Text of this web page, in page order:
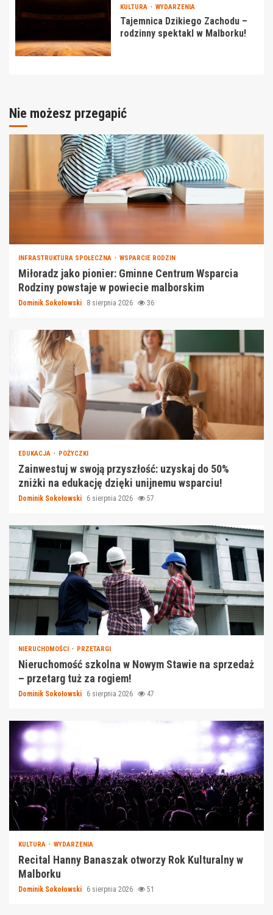
KULTURA WYDARZENIA
Tajemnica Dzikiego Zachodu –
rodzinny spektakl w Malborku!
Nie możesz przegapić
INFRASTRUKTURA SPOŁECZNA WSPARCIE RODZIN
Miłoradz jako pionier: Gminne Centrum Wsparcia
Rodziny powstaje w powiecie malborskim
Dominik Sokołowski 8 sierpnia 2026 36
EDUKACJA POŻYCZKI
Zainwestuj w swoją przyszłość: uzyskaj do 50%
zniżki na edukację dzięki unijnemu wsparciu!
Dominik Sokołowski 6 sierpnia 2026 57
NIERUCHOMOŚCI PRZETARGI
Nieruchomość szkolna w Nowym Stawie na sprzedaż
– przetarg tuż za rogiem!
Dominik Sokołowski 6 sierpnia 2026 47
KULTURA WYDARZENIA
Recital Hanny Banaszak otworzy Rok Kulturalny w
Malborku
Dominik Sokołowski 6 sierpnia 2026 51